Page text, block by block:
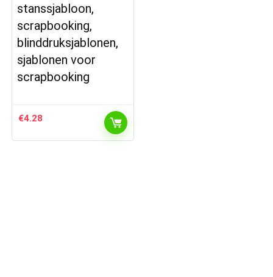
stanssjabloon,
scrapbooking,
blinddruksjablonen,
sjablonen voor
scrapbooking
€4.28